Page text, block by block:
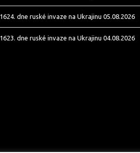
dne ruské invaze na Ukrajinu 05.08.2026
dne ruské invaze na Ukrajinu 04.08.2026